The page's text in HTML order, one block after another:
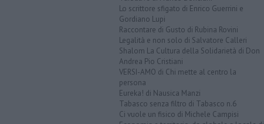
Lo scrittore sfigato di Enrico Guerrini e
Gordiano Lupi
Raccontare di Gusto di Rubina Rovini
Legalità e non solo di Salvatore Calleri
Shalom La Cultura della Solidarietà di Don
Andrea Pio Cristiani
VERSI-AMO di Chi mette al centro la
persona
Eureka! di Nausica Manzi
Tabasco senza filtro di Tabasco n.6
Ci vuole un fisico di Michele Campisi